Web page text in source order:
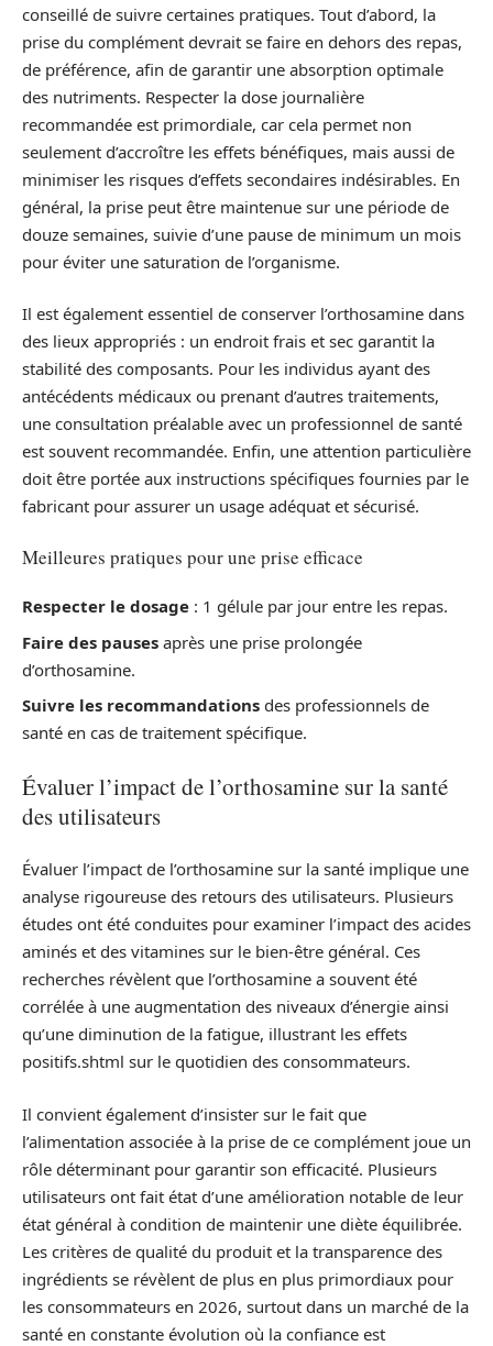
conseillé de suivre certaines pratiques. Tout d’abord, la
prise du complément devrait se faire en dehors des repas,
de préférence, afin de garantir une absorption optimale
des nutriments. Respecter la dose journalière
recommandée est primordiale, car cela permet non
seulement d’accroître les effets bénéfiques, mais aussi de
minimiser les risques d’effets secondaires indésirables. En
général, la prise peut être maintenue sur une période de
douze semaines, suivie d’une pause de minimum un mois
pour éviter une saturation de l’organisme.
Il est également essentiel de conserver l’orthosamine dans
des lieux appropriés : un endroit frais et sec garantit la
stabilité des composants. Pour les individus ayant des
antécédents médicaux ou prenant d’autres traitements,
une consultation préalable avec un professionnel de santé
est souvent recommandée. Enfin, une attention particulière
doit être portée aux instructions spécifiques fournies par le
fabricant pour assurer un usage adéquat et sécurisé.
Meilleures pratiques pour une prise efficace
Respecter le dosage : 1 gélule par jour entre les repas.
Faire des pauses après une prise prolongée
d’orthosamine.
Suivre les recommandations des professionnels de
santé en cas de traitement spécifique.
Évaluer l’impact de l’orthosamine sur la santé
des utilisateurs
Évaluer l’impact de l’orthosamine sur la santé implique une
analyse rigoureuse des retours des utilisateurs. Plusieurs
études ont été conduites pour examiner l’impact des acides
aminés et des vitamines sur le bien-être général. Ces
recherches révèlent que l’orthosamine a souvent été
corrélée à une augmentation des niveaux d’énergie ainsi
qu’une diminution de la fatigue, illustrant les effets
positifs.shtml sur le quotidien des consommateurs.
Il convient également d’insister sur le fait que
l’alimentation associée à la prise de ce complément joue un
rôle déterminant pour garantir son efficacité. Plusieurs
utilisateurs ont fait état d’une amélioration notable de leur
état général à condition de maintenir une diète équilibrée.
Les critères de qualité du produit et la transparence des
ingrédients se révèlent de plus en plus primordiaux pour
les consommateurs en 2026, surtout dans un marché de la
santé en constante évolution où la confiance est